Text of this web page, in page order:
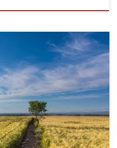
del Tempo Ordinario Vende tutti
(Mt 13, 44-52) Celebrazione
– 19:00 ore 18:30 – Recita
dei nonni e degli anziani La
indetto per questa […]